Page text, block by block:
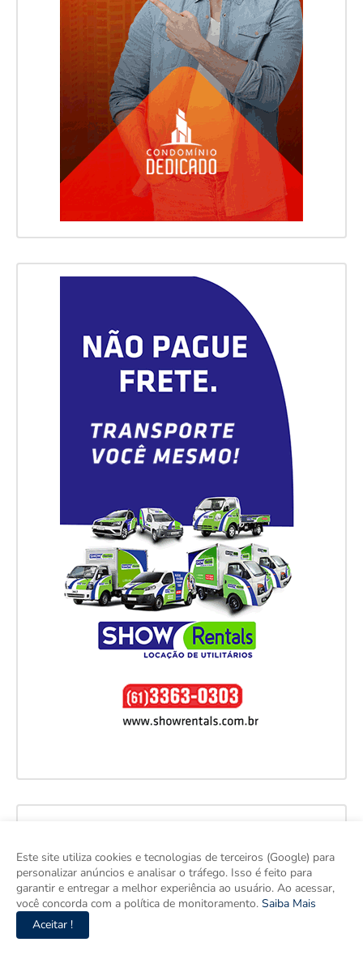
Este site utiliza cookies e tecnologias de terceiros (Google) para
personalizar anúncios e analisar o tráfego. Isso é feito para
garantir e entregar a melhor experiência ao usuário. Ao acessar,
você concorda com a política de monitoramento. Saiba Mais
Aceitar !